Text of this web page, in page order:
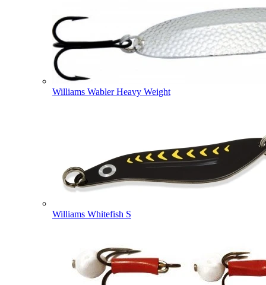
Williams Wabler Heavy Weight
Williams Whitefish S